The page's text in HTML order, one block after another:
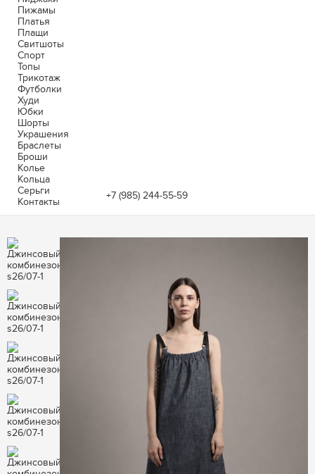
+7 (985) 244-55-59
Пижамы
Платья
Плащи
Свитшоты
Спорт
Топы
Трикотаж
Футболки
Худи
Юбки
Шорты
Украшения
Браслеты
Броши
Колье
Кольца
Серьги
Контакты